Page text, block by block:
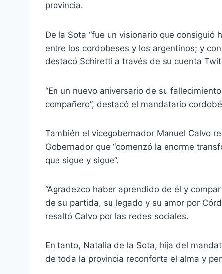
provincia.
De la Sota “fue un visionario que consiguió
entre los cordobeses y los argentinos; y
destacó Schiretti a través de su cuenta
“En un nuevo aniversario de su
compañero”, destacó el mandatario
También el vicegobernador Manuel Calvo
Gobernador que “comenzó la enorme
que sigue y sigue”.
“Agradezco haber aprendido de él y
de su partida, su legado y su amor por
resaltó Calvo por las redes sociales.
En tanto, Natalia de la Sota, hija del
de toda la provincia reconforta el alma y